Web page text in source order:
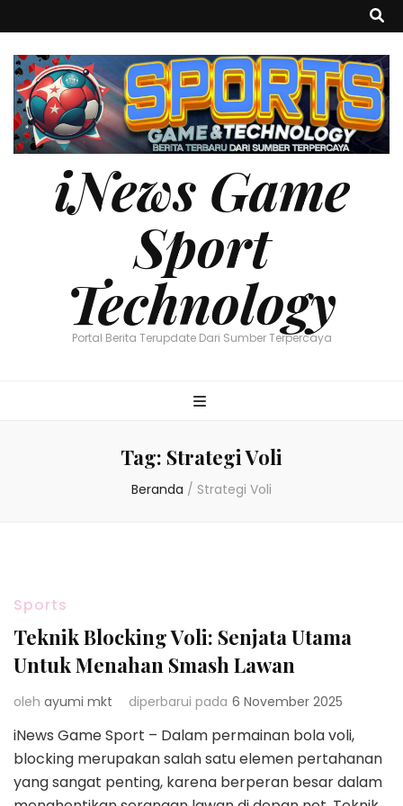
iNews Game
Sport
Technology
Portal Berita Terupdate Dari Sumber Terpercaya
Tag: Strategi Voli
Beranda / Strategi Voli
Sports
Teknik Blocking Voli: Senjata Utama
Untuk Menahan Smash Lawan
oleh ayumi mkt diperbarui pada 6 November 2025
iNews Game Sport – Dalam permainan bola voli,
blocking merupakan salah satu elemen pertahanan
yang sangat penting, karena berperan besar dalam